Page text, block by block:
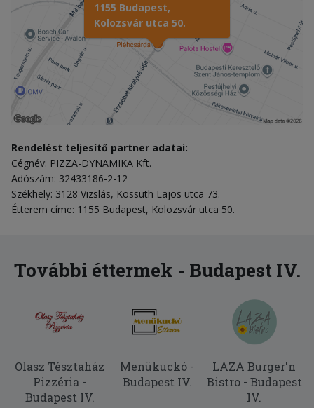
1155 Budapest,
Kolozsvár utca 50.
Rendelést teljesítő partner adatai:
Cégnév: PIZZA-DYNAMIKA Kft.
Adószám: 32433186-2-12
Székhely: 3128 Vizslás, Kossuth Lajos utca 73.
Étterem címe: 1155 Budapest, Kolozsvár utca 50.
További éttermek - Budapest IV.
Olasz Tésztaház
Pizzéria -
Budapest IV.
Menükuckó -
Budapest IV.
LAZA Burger'n
Bistro - Budapest
IV.